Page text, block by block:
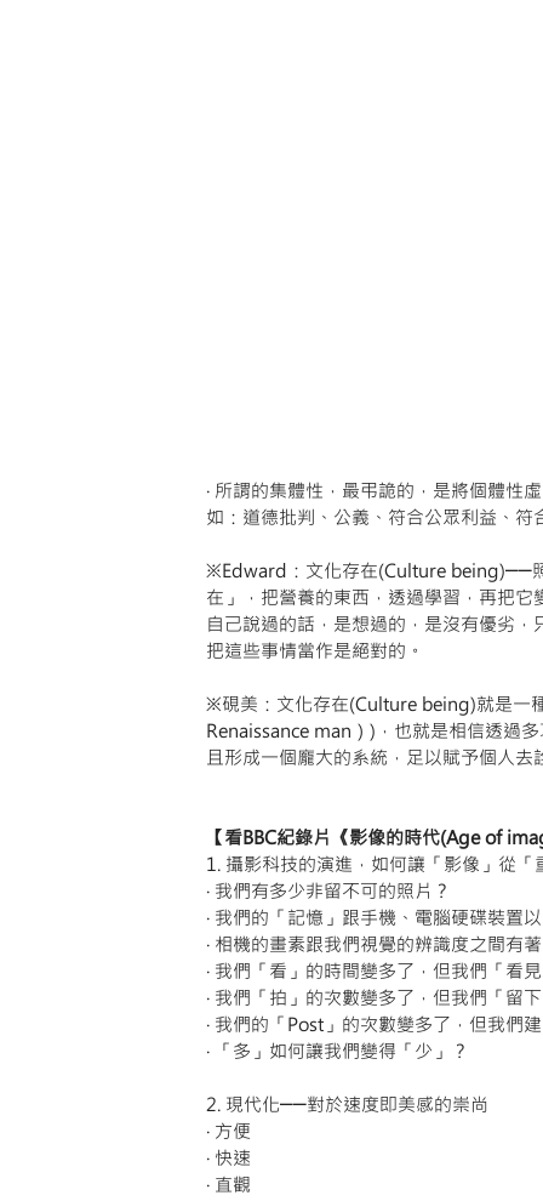
‧ 所謂的集體性，最弔詭的，是將個體性
如：道德批判、公義、符合公眾利益、
※Edward：文化存在(Culture being)──
在」，把營養的東西，透過學習，再把
自己說過的話，是想過的，是沒有優劣
把這些事情當作是絕對的。
※硯美：文化存在(Culture being)就是一
Renaissance man）)，也就是相信透過
且形成一個龐大的系統，足以賦予個人
【看BBC紀錄片《影像的時代(Age of
1. 攝影科技的演進，如何讓「影像」從
‧ 我們有多少非留不可的照片？
‧ 我們的「記憶」跟手機、電腦硬碟裝置
‧ 相機的畫素跟我們視覺的辨識度之間有
‧ 我們「看」的時間變多了，但我們「看
‧ 我們「拍」的次數變多了，但我們「留
‧ 我們的「Post」的次數變多了，但我們
‧ 「多」如何讓我們變得「少」？
2. 現代化──對於速度即美感的崇尚
‧ 方便
‧ 快速
‧ 直觀